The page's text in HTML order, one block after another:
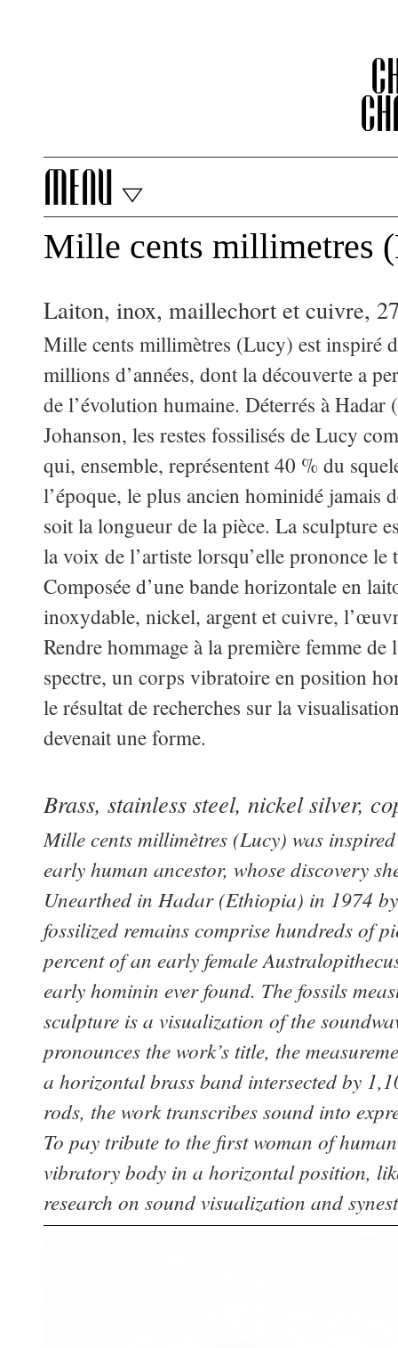
menu
Mille cents millimetres
Laiton, inox, maillechort et cuivre,
Mille cents millimètres (Lucy) est inspiré
millions d’années, dont la découverte a
de l’évolution humaine. Déterrés à
Johanson, les restes fossilisés de Lucy
qui, ensemble, représentent 40 % du
l’époque, le plus ancien hominidé jamais
soit la longueur de la pièce. La sculpture
la voix de l’artiste lorsqu’elle prononce
Composée d’une bande horizontale en
inoxydable, nickel, argent et cuivre,
Rendre hommage à la première femme
spectre, un corps vibratoire en position
le résultat de recherches sur la
devenait une forme.
Brass, stainless steel, nickel silver,
Mille cents millimètres (Lucy) was
early human ancestor, whose discovery
Unearthed in Hadar (Ethiopia) in 1974
fossilized remains comprise hundreds of
percent of an early female
early hominin ever found. The fossils
sculpture is a visualization of the
pronounces the work’s title, the
a horizontal brass band intersected by
rods, the work transcribes sound into
To pay tribute to the first woman of
vibratory body in a horizontal position,
research on sound visualization and